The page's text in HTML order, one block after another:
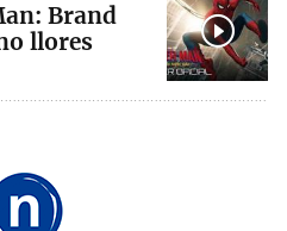
Brand
llores